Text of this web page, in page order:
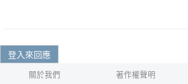
登入來回應
關於我們 著作權聲明